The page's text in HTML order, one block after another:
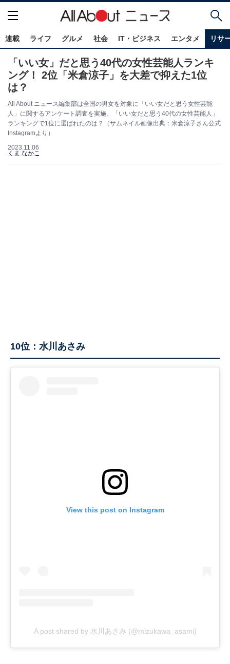
連載 ライフ グルメ 社会 IT・ビジネス エンタメ リサ
「いい女」だと思う40代の女性芸能人ランキ
ング！ 2位「米倉涼子」を大差で抑えた1位
は？
All About ニュース編集部は全国の男女を対象に「いい女だと思う女性芸能
人」に関するアンケート調査を実施。「いい女だと思う40代の女性芸能人」
ランキングで1位に選ばれたのは？（サムネイル画像出典：米倉涼子さん公式
Instagramより）
2023.11.06
くま なかこ
10位：水川あさみ
View this post on Instagram
A post shared by 水川あさみ (@mizukawa_asami)